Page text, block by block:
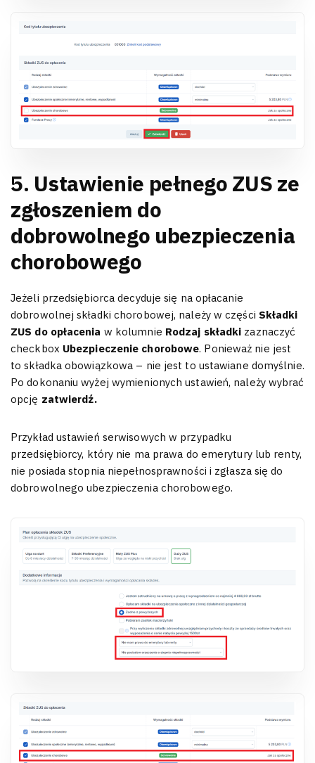
5. Ustawienie pełnego ZUS ze
zgłoszeniem do
dobrowolnego ubezpieczenia
chorobowego
Jeżeli przedsiębiorca decyduje się na opłacanie
dobrowolnej składki chorobowej, należy w części Składki
ZUS do opłacenia w kolumnie Rodzaj składki zaznaczyć
checkbox Ubezpieczenie chorobowe. Ponieważ nie jest
to składka obowiązkowa – nie jest to ustawiane domyślnie.
Po dokonaniu wyżej wymienionych ustawień, należy wybrać
opcję zatwierdź.
Przykład ustawień serwisowych w przypadku
przedsiębiorcy, który nie ma prawa do emerytury lub renty,
nie posiada stopnia niepełnosprawności i zgłasza się do
dobrowolnego ubezpieczenia chorobowego.